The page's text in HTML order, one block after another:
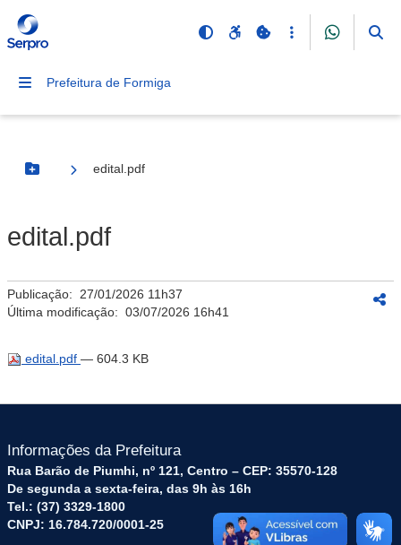
Prefeitura de Formiga
Botão Menu
edital.pdf
edital.pdf
Publicação: 27/01/2026 11h37
Última modificação: 03/07/2026 16h41
edital.pdf — 604.3 KB
Informações da Prefeitura
Rua Barão de Piumhi, nº 121, Centro – CEP: 35570-128
De segunda a sexta-feira, das 9h às 16h
Tel.: (37) 3329-1800
CNPJ: 16.784.720/0001-25